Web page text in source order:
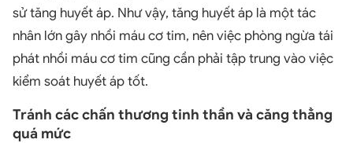
sử tăng huyết áp. Như vậy, tăng huyết áp là một tác
nhân lớn gây nhồi máu cơ tim, nên việc phòng ngừa tái
phát nhồi máu cơ tim cũng cần phải tập trung vào việc
kiểm soát huyết áp tốt.
Tránh các chấn thương tinh thần và căng thẳng
quá mức